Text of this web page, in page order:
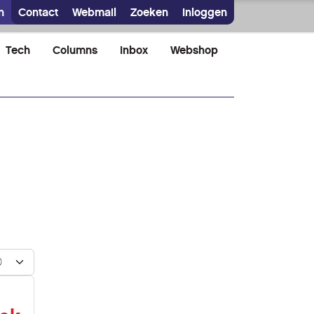
Contact Webmail Zoeken Inloggen
Tech Columns Inbox Webshop
#